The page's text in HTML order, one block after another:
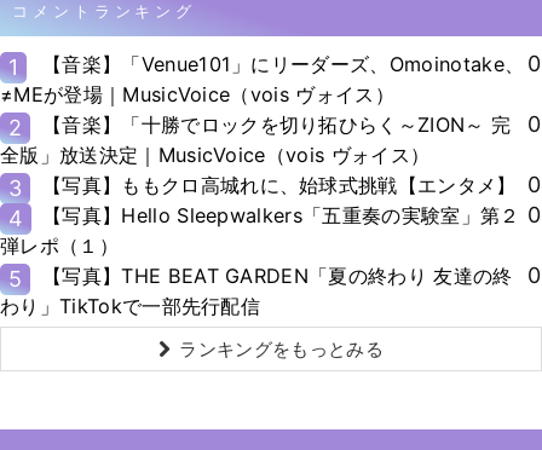
コメントランキング
1
【音楽】「Venue101」にリーダーズ、Omoinotake、
≠MEが登場｜MusicVoice（vois ヴォイス）
0
2
【音楽】「十勝でロックを切り拓ひらく～ZION～ 完
全版」放送決定｜MusicVoice（vois ヴォイス）
0
3 【写真】ももクロ高城れに、始球式挑戦【エンタメ】
0
4
【写真】Hello Sleepwalkers「五重奏の実験室」第２
弾レポ（１）
0
5
【写真】THE BEAT GARDEN「夏の終わり 友達の終
わり」TikTokで一部先行配信
0
ランキングをもっとみる